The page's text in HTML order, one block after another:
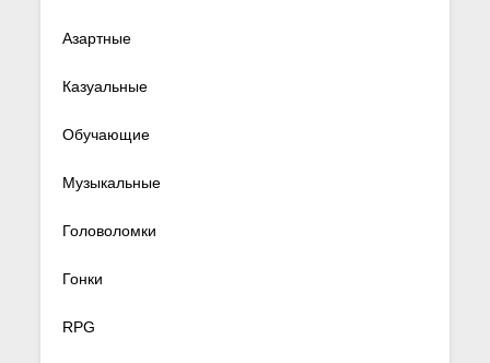
Азартные
Казуальные
Обучающие
Музыкальные
Головоломки
Гонки
RPG